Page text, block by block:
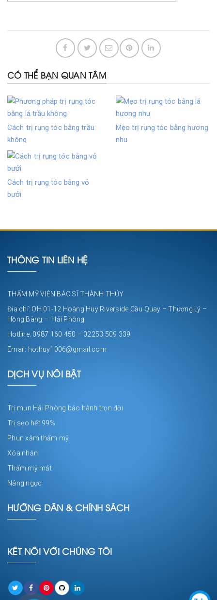
CÓ THỂ BẠN QUAN TÂM
Cách trị rụng tóc bằng trầu
không
Mẹo trị rụng tóc bằng hương
nhu
Cách trị rụng tóc bằng vỏ
bưởi
THÔNG TIN LIÊN HỆ
THẨM MỸ VIỆN BÁC SĨ THÀNH THỦY
Địa chỉ: OH 01-12 Hoàng Huy Riverside Cầu Quay – Thượng Lý –
Hồng Bàng – Hải Phòng
Hotline: 0987 160 450 – 02253 509 339
Email: hothuy1006@gmail.com
DỊCH VỤ NỔI BẬT
Trị mụn Hải Phòng bảo hành trọn đời
Trị sẹo hết 99%
Phun xăm thẩm mỹ
Xóa nhăn
Thẩm mỹ mắt
Nâng ngực
HƯỚNG DẪN & CHÍNH SÁCH
KẾT NỐI VỚI CHÚNG TÔI